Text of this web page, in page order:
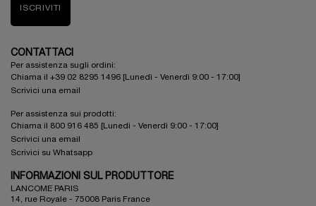
ISCRIVITI
CONTATTACI
Per assistenza sugli ordini:
Chiama il +39 02 8295 1496 [Lunedì - Venerdì 9:00 - 17:00]
Scrivici una email
Per assistenza sui prodotti:
Chiama il 800 916 485 [Lunedì - Venerdì 9:00 - 17:00]
Scrivici una email
Scrivici su Whatsapp
INFORMAZIONI SUL PRODUTTORE
LANCOME PARIS
14, rue Royale - 75008 Paris France